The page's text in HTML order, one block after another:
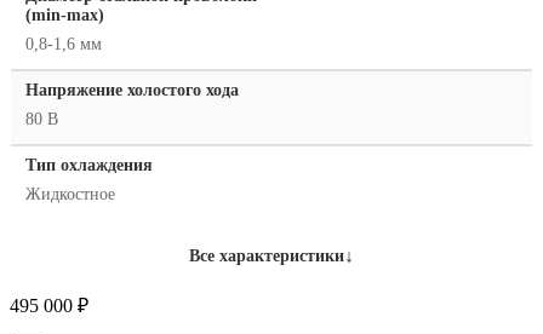
(min-max)
0,8-1,6 мм
Напряжение холостого хода
80 В
Тип охлаждения
Жидкостное
Все характеристики↓
495 000 ₽